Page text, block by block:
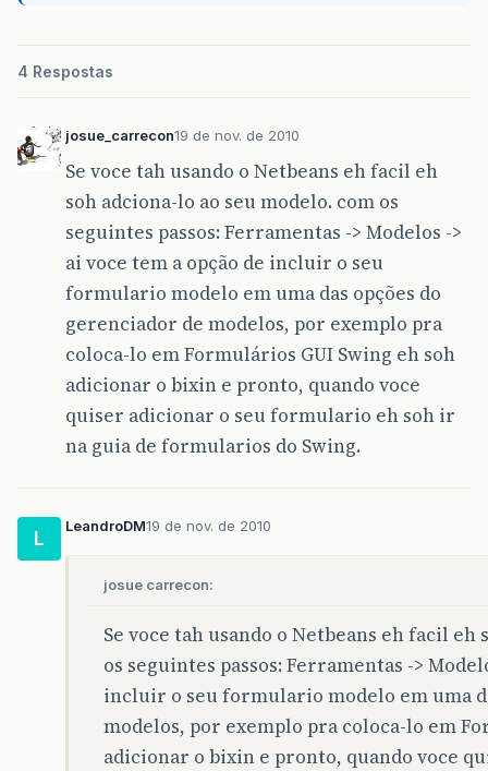
.
.
if
(JOptionPane.showConfirmDialog
habilitarB
();
this .setVisible(false);
frmTelaPrincipal.
}
jButtonNovoActionPerformed
habilitarB();
jButtonNovo.setEnabled( false);
jButtonInicio
setEnabled
jButtonAnterior.setEnabled(false);
jButtonProximo .setEnabled
jButtonAlterar
}
private void
desabilitar();
habilitarB();
private void jButtonSalvarActionPerformed(
4 Respostas
josue_carrecon19 de nov. de 2010
Se voce tah usando o Netbeans eh facil eh
soh adciona-lo ao seu modelo. com os
seguintes passos: Ferramentas -> Modelos ->
ai voce tem a opção de incluir o seu
formulario modelo em uma das opções do
gerenciador de modelos, por exemplo pra
coloca-lo em Formulários GUI Swing eh soh
adicionar o bixin e pronto, quando voce
quiser adicionar o seu formulario eh soh ir
na guia de formularios do Swing.
L
LeandroDM19 de nov. de 2010
josue carrecon:
Se voce tah usando o Netbeans eh facil
os seguintes passos: Ferramentas ->
incluir o seu formulario modelo em uma
modelos, por exemplo pra coloca-lo em
adicionar o bixin e pronto, quando voce